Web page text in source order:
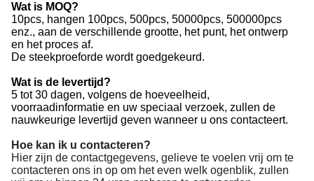
Wat is MOQ?
10pcs, hangen 100pcs, 500pcs, 50000pcs, 500000pcs
enz., aan de verschillende grootte, het punt, het ontwerp
en het proces af.
De steekproeforde wordt goedgekeurd.
Wat is de levertijd?
5 tot 30 dagen, volgens de hoeveelheid,
voorraadinformatie en uw speciaal verzoek, zullen de
nauwkeurige levertijd geven wanneer u ons contacteert.
Hoe kan ik u contacteren?
Hier zijn de contactgegevens, gelieve te voelen vrij om te
contacteren ons in op om het even welk ogenblik, zullen